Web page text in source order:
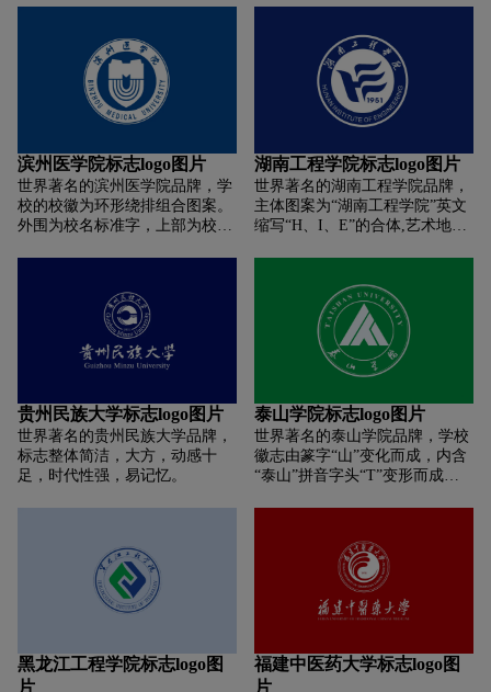
发展贡献力量。（原标志设计者
为美术系99级学生毛朝府,校名为
宣海生老师集东坡体，后经何川
老师规范优化。）
奋发向上、追求真知的科学精
发创新领域中的专业性与权威
性，体现出海南医学院遵循医学
誓言，崇尚“医”言九鼎(一言九
滨州医学院标志logo图片
世界著名的滨州医学院品牌，学
校的校徽为环形绕排组合图案。
外围为校名标准字，上部为校名
部是英文University的首字母变
形。校徽采用深蓝色作为标准
色，象征医学的科学、严谨、智
慧、理性。校徽整体寓意为做生
人类。
湖南工程学院标志logo图片
世界著名的湖南工程学院品牌，
主体图案为“湖南工程学院”英文
缩写“H、I、E”的合体,艺术地绘
敢为人先的意志,又显示了两校联
合，大展宏图的活力，显现了
“博学致远”的意境。
贵州民族大学标志logo图片
世界著名的贵州民族大学品牌，
标志整体简洁，大方，动感十
足，时代性强，易记忆。
泰山学院标志logo图片
世界著名的泰山学院品牌，学校
徽志由篆字“山”变化而成，内含
“泰山”拼音字头“T”变形而成的
的圆形证章和题有校名的长方形
黑龙江工程学院标志logo图
片
福建中医药大学标志logo图
片